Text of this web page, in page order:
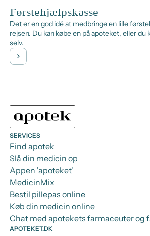
Førstehjælpskasse
Det er en god idé at medbringe en lille
rejsen. Du kan købe en på apoteket, eller du
selv.
SERVICES
Find apotek
Slå din medicin op
Appen 'apoteket'
MedicinMix
Bestil pillepas online
Køb din medicin online
Chat med apotekets farmaceuter og
APOTEKET.DK